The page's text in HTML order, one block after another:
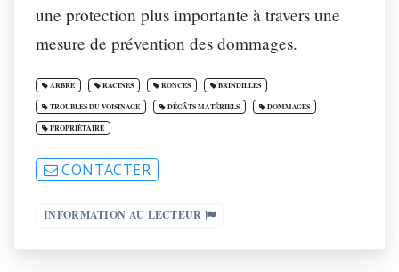
une protection plus importante à travers une
mesure de prévention des dommages.
ARBRE RACINES RONCES
BRINDILLES
TROUBLES DU VOISINAGE
DÉGÂTS MATÉRIELS
DOMMAGES
PROPRIÉTAIRE
CONTACTER
INFORMATION AU LECTEUR